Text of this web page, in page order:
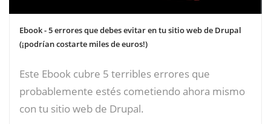
Ebook - 5 errores que debes evitar en tu sitio web de Drupal
(¡podrían costarte miles de euros!)
Este Ebook cubre 5 terribles errores que
probablemente estés cometiendo ahora mismo
con tu sitio web de Drupal.